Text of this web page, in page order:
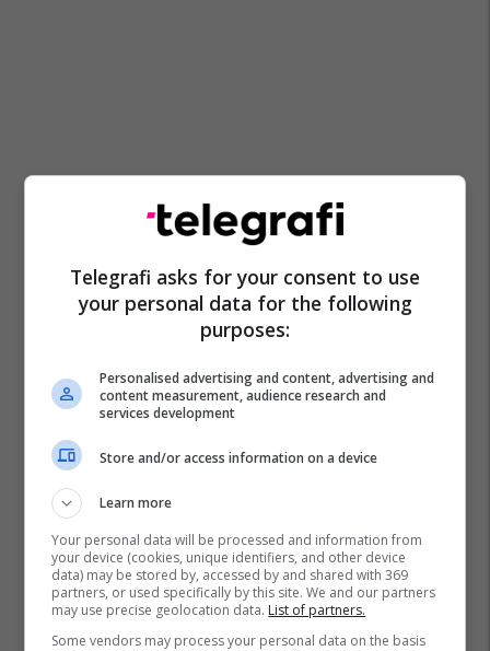
Telegrafi asks for your consent to use
your personal data for the following
purposes:
Personalised advertising and content, advertising and
content measurement, audience research and
services development
Store and/or access information on a device
Learn more
Your personal data will be processed and information from
your device (cookies, unique identifiers, and other device
data) may be stored by, accessed by and shared with 369
partners, or used specifically by this site. We and our partners
may use precise geolocation data. List of partners.
Some vendors may process your personal data on the basis